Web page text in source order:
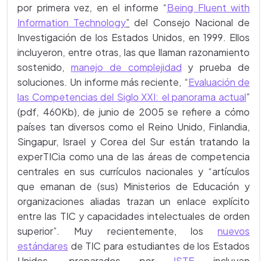
por primera vez, en el informe “Being Fluent with
Information Technology” del Consejo Nacional de
Investigación de los Estados Unidos, en 1999. Ellos
incluyeron, entre otras, las que llaman razonamiento
sostenido, manejo de complejidad y prueba de
soluciones. Un informe más reciente, “Evaluación de
las Competencias del Siglo XXI: el panorama actual”
(pdf, 460Kb), de junio de 2005 se refiere a cómo
países tan diversos como el Reino Unido, Finlandia,
Singapur, Israel y Corea del Sur están tratando la
experTICia como una de las áreas de competencia
centrales en sus currículos nacionales y “artículos
que emanan de (sus) Ministerios de Educación y
organizaciones aliadas trazan un enlace explícito
entre las TIC y capacidades intelectuales de orden
superior”. Muy recientemente, los nuevos
estándares de TIC para estudiantes de los Estados